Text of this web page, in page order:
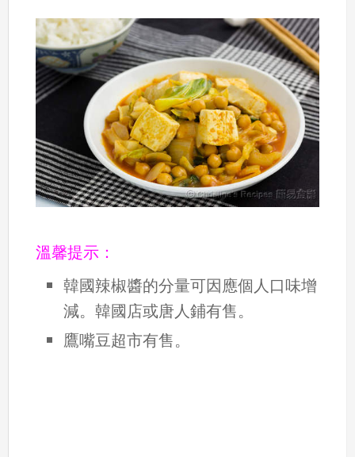
溫馨提示：
韓國辣椒醬的分量可因應個人口味增
減。韓國店或唐人鋪有售。
鷹嘴豆超市有售。